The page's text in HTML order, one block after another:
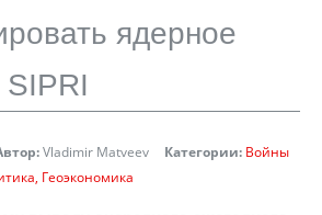
ядерное
Vladimir Matveev Категории: Войны
Геоэкономика